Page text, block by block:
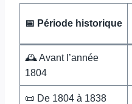
📅 Période historique
🕰️ Avant l’année
1804
📜 De 1804 à 1838